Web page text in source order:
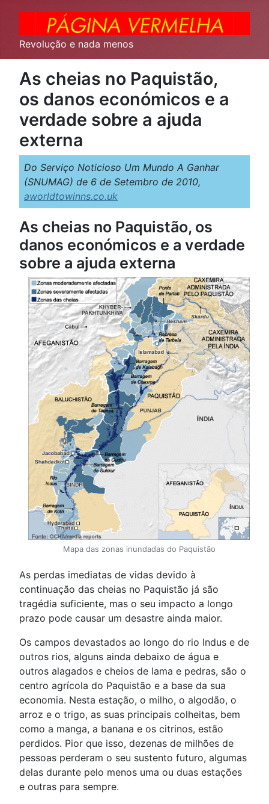
Revolução e nada menos
As cheias no Paquistão,
os danos económicos e a
verdade sobre a ajuda
externa
Do Serviço Noticioso Um Mundo A Ganhar
(SNUMAG) de 6 de Setembro de 2010,
aworldtowinns.co.uk
As cheias no Paquistão, os
danos económicos e a verdade
sobre a ajuda externa
Mapa das zonas inundadas do Paquistão
As perdas imediatas de vidas devido à
continuação das cheias no Paquistão já são
tragédia suficiente, mas o seu impacto a longo
prazo pode causar um desastre ainda maior.
Os campos devastados ao longo do rio Indus e de
outros rios, alguns ainda debaixo de água e
outros alagados e cheios de lama e pedras, são o
centro agrícola do Paquistão e a base da sua
economia. Nesta estação, o milho, o algodão, o
arroz e o trigo, as suas principais colheitas, bem
como a manga, a banana e os citrinos, estão
perdidos. Pior que isso, dezenas de milhões de
pessoas perderam o seu sustento futuro, algumas
delas durante pelo menos uma ou duas estações
e outras para sempre.